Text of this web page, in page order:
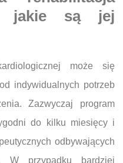
i jakie są jej
może się
indywidualnych potrzeb
Zazwyczaj program
do kilku miesięcy i
odbywających
przypadku bardziej